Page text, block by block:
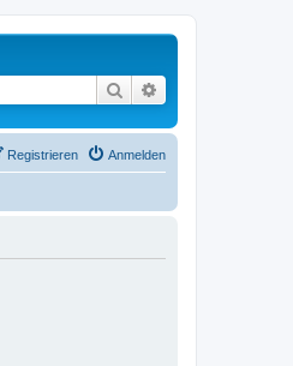
Suche
Anmelden
Registrieren